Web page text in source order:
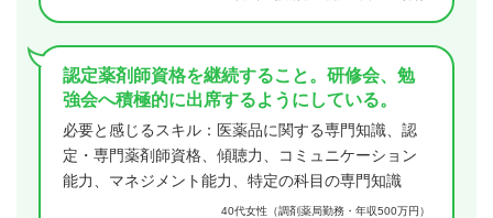
認定薬剤師資格を継続すること。研修会、勉
強会へ積極的に出席するようにしている。
必要と感じるスキル：医薬品に関する専門知識、認
定・専門薬剤師資格、傾聴力、コミュニケーション
能力、マネジメント能力、特定の科目の専門知識
40代女性（調剤薬局勤務・年収500万円）